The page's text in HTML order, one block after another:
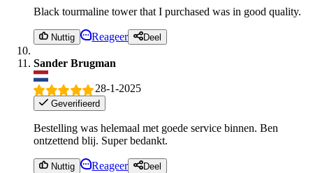
Black tourmaline tower that I purchased was in good quality.
Nuttig Reageer Deel
Sander Brugman
28-1-2025
Geverifieerd
Bestelling was helemaal met goede service binnen. Ben
ontzettend blij. Super bedankt.
Nuttig Reageer Deel